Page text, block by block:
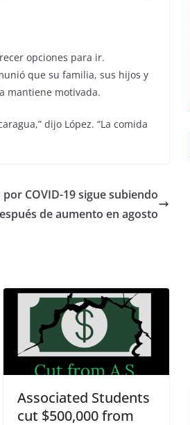
opciones para ir.
que su familia, sus hijos y
mantiene motivada.
dijo López. “La comida
COVID-19 sigue subiendo
de aumento en agosto
Associated Students
cut $500,000 from